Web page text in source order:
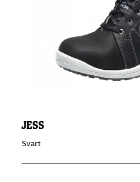
JESS
Svart